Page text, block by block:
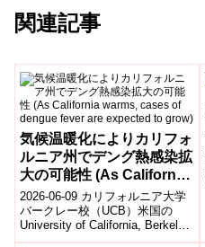
関連記事
気候温暖化によりカリフォ
ルニア州でデング熱感染拡
大の可能性 (As California
warms, cases of dengue
fever are expected to
grow)
2026-06-09 カリフォルニア大学
バークレー校（UCB）米国の
University of California, Berkeley
の研究チームは、気候...